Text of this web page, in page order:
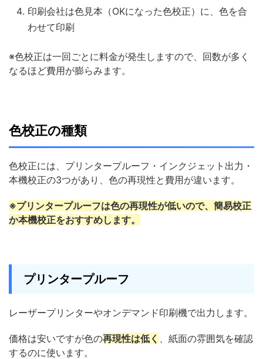
印刷会社は色見本（OKになった色校正）に、色を合
わせて印刷
※色校正は一回ごとに料金が発生しますので、回数が多く
なるほど費用が膨らみます。
色校正の種類
色校正には、プリンタープルーフ・インクジェット出力・
本機校正の3つがあり、色の再現性と費用が違います。
※プリンタープルーフは色の再現性が低いので、簡易校正
か本機校正をおすすめします。
プリンタープルーフ
レーザープリンターやオンデマンド印刷機で出力します。
価格は安いですが色の再現性は低く 、紙面の雰囲気を確認
するのに使います。